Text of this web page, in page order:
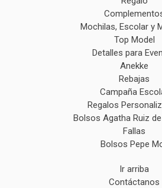
Mochilas, Escolar y
Top Model
Detalles para
Anekke
Rebajas
Campaña
Regalos
Bolsos Agatha Ruiz
Fallas
Bolsos Pepe
Ir arriba
Contáctanos